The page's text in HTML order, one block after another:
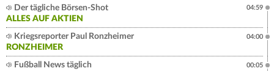
Der tägliche Börsen-Shot
ALLES AUF AKTIEN
04:59
Kriegsreporter Paul Ronzheimer
RONZHEIMER
04:00
Fußball News täglich
00:05